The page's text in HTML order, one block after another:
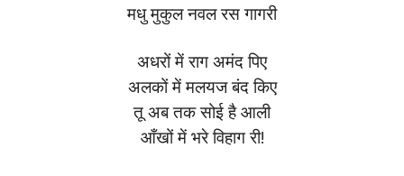
मधु मुकुल नवल रस गागरी
अधरों में राग अमंद पिए
अलकों में मलयज बंद किए
तू अब तक सो‌ई है आली
आँखों में भरे विहाग री!